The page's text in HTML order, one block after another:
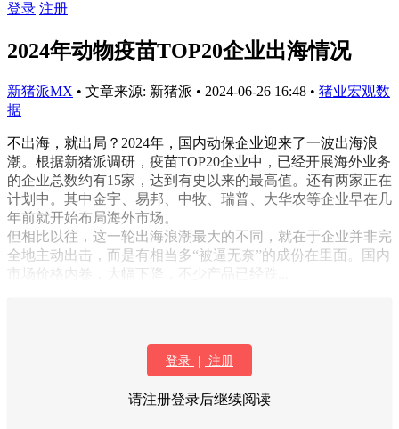
登录 注册
2024年动物疫苗TOP20企业出海情况
新猪派MX • 文章来源: 新猪派 • 2024-06-26 16:48 • 猪业宏观数
据
不出海，就出局？2024年，国内动保企业迎来了一波出海浪
潮。根据新猪派调研，疫苗TOP20企业中，已经开展海外业务
的企业总数约有15家，达到有史以来的最高值。还有两家正在
计划中。其中金宇、易邦、中牧、瑞普、大华农等企业早在几
年前就开始布局海外市场。
但相比以往，这一轮出海浪潮最大的不同，就在于企业并非完
全地主动出击，而是有相当多“被逼无奈”的成份在里面。国内
市场价格内卷，大幅下降，不少产品已经跌...
登录 | 注册
请注册登录后继续阅读